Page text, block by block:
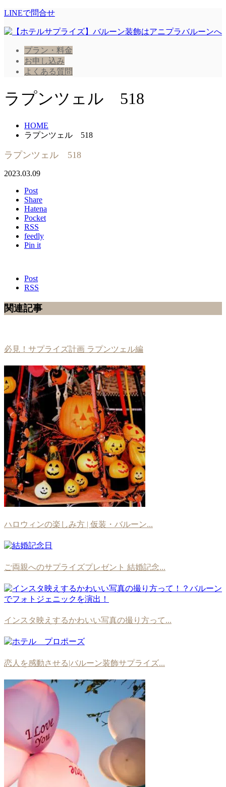
LINEで問合せ
プラン・料金
お申し込み
よくある質問
ラプンツェル 518
HOME
ラプンツェル 518
ラプンツェル 518
2023.03.09
Post
Share
Hatena
Pocket
RSS
feedly
Pin it
Post
RSS
関連記事
必見！サプライズ計画 ラプンツェル編
ハロウィンの楽しみ方 | 仮装・バルーン...
ご両親へのサプライズプレゼント 結婚記念...
インスタ映えするかわいい写真の撮り方って...
恋人を感動させる|バルーン装飾サプライズ...